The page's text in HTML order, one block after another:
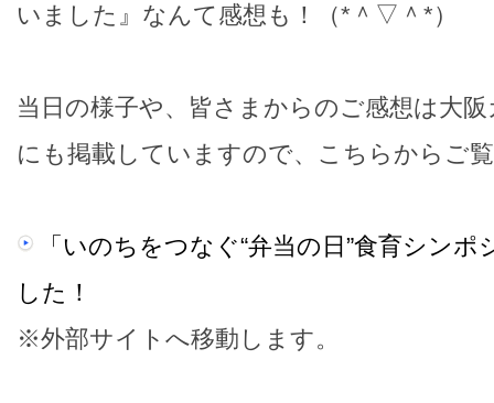
いました』なんて感想も！（*＾▽＾*）
当日の様子や、皆さまからのご感想は大
にも掲載していますので、こちらからご
「いのちをつなぐ“弁当の日”食育シン
した！
※外部サイトへ移動します。